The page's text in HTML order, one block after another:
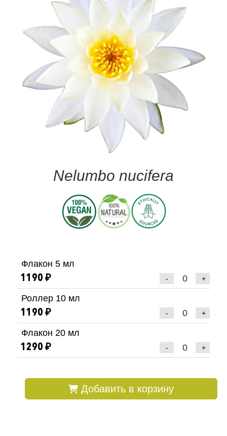
Nelumbo nucifera
Флакон 5 мл
1190 ₽
- +
Роллер 10 мл
1190 ₽
- +
Флакон 20 мл
1290 ₽
- +
Добавить в корзину